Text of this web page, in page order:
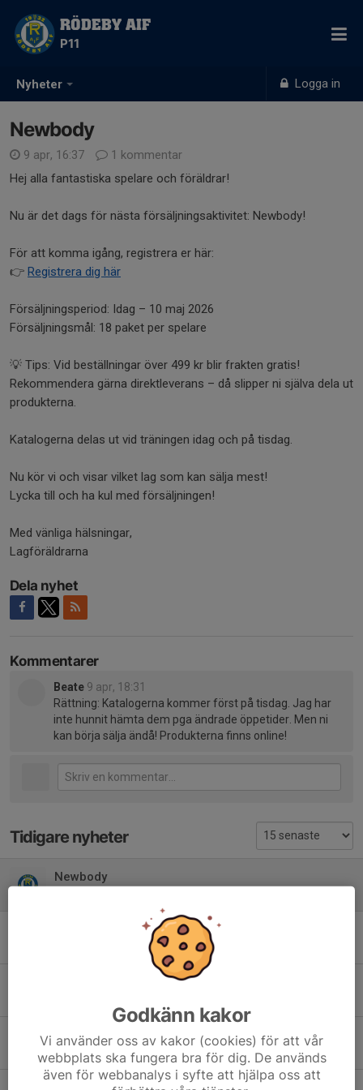
Nyheter Logga in
RÖDEBY AIF
P11
Newbody
9 apr, 16:37
1 kommentar
Hej alla fantastiska spelare och föräldrar!
Nu är det dags för nästa försäljningsaktivitet: Newbody!
För att komma igång, registrera er här:
👉 Registrera dig här
Försäljningsperiod: Idag – 10 maj 2026
Försäljningsmål: 18 paket per spelare
💡 Tips: Vid beställningar över 499 kr blir frakten gratis!
Rekommendera gärna direktleverans – då slipper ni själva dela ut
produkterna.
Katalogerna delas ut vid träningen idag och på tisdag.
Nu kör vi och visar vilket lag som kan sälja mest!
Lycka till och ha kul med försäljningen!
Med vänliga hälsningar,
Lagföräldrarna
Dela nyhet
Kommentarer
Beate 9 apr, 18:31
Rättning: Katalogerna kommer först på tisdag. Jag har
inte hunnit hämta dem pga ändrade öppetider. Men ni
kan börja sälja ändå! Produkterna finns online!
Tidigare nyheter
Newbody
Starkt jobbat av killarna!
2
9 jan, 21:23
Godkänn kakor
Vi använder oss av kakor (cookies) för att vår
webbplats ska fungera bra för dig. De används
även för webbanalys i syfte att hjälpa oss att